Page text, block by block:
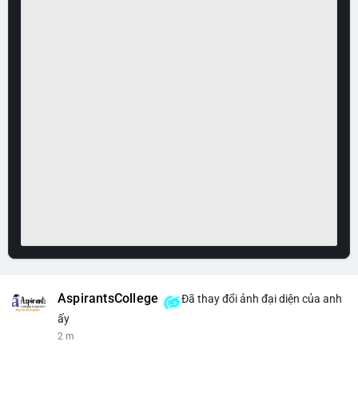
AspirantsCollege
Đã thay đổi ảnh đại diện của anh
ấy
2 m